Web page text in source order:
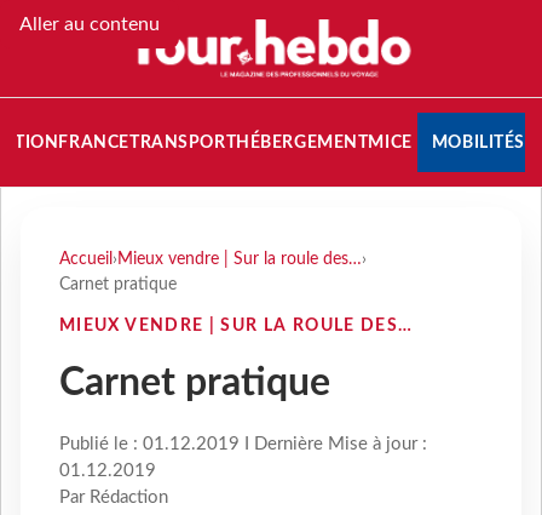
Aller au contenu
FRANCETRANSPORT HÉBERGEMENTMICE MOBILITÉS
Accueil › Mieux vendre | Sur la roule des…›
Carnet pratique
MIEUX VENDRE | SUR LA ROULE DES…
Carnet pratique
Publié le : 01.12.2019 I Dernière Mise à jour :
01.12.2019
Par Rédaction